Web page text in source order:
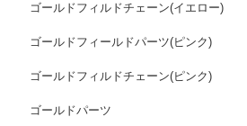
ゴールドフィルドチェーン(イエロー)
ゴールドフィールドパーツ(ピンク)
ゴールドフィルドチェーン(ピンク)
ゴールドパーツ